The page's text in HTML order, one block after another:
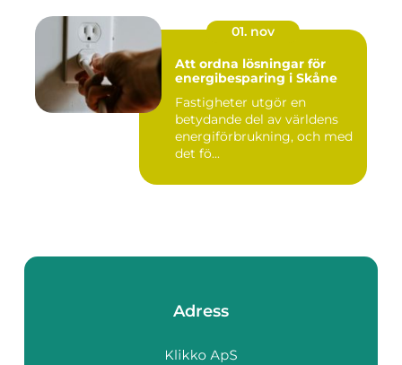
01. nov
Att ordna lösningar för
energibesparing i Skåne
Fastigheter utgör en
betydande del av världens
energiförbrukning, och med
det fö...
Adress